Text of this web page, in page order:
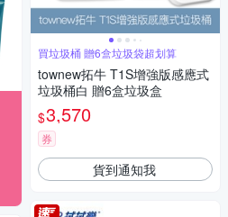
買垃圾桶 贈6盒垃圾袋超划算
townew拓牛 T1S增強版感應式
垃圾桶白 贈6盒垃圾盒
$3,570
券
貨到通知我